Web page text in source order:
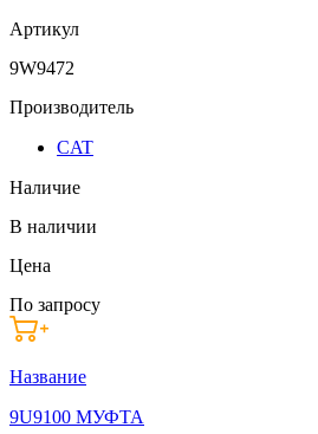
Артикул
9W9472
Производитель
CAT
Наличие
В наличии
Цена
По запросу
Название
9U9100 МУФТА